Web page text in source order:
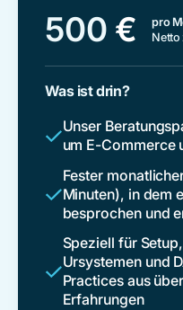
500 €
pro
Netto
Was ist drin?
Unser
um E-Commerce
Fester
Minuten), in dem
besprochen und
Speziell für
Ursystemen und
Practices aus
Erfahrungen